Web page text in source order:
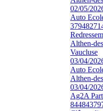
02/05/
Auto
Althen-
Vaucluse
03/04/
Auto
Althen-
03/04/
Ag2A